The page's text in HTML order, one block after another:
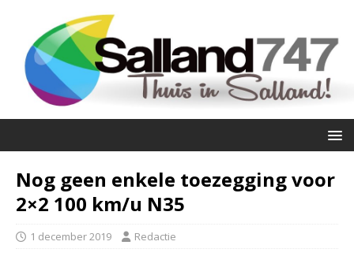
Nog geen enkele toezegging voor
2×2 100 km/u N35
1 december 2019 Redactie